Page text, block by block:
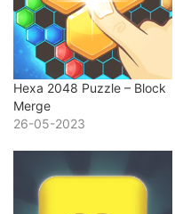
Hexa 2048 Puzzle – Block
Merge
26-05-2023